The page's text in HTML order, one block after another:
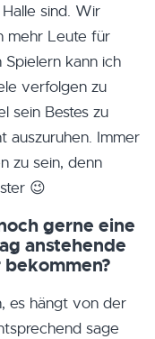
sind. Wir
mehr Leute für
kann ich
verfolgen zu
sein Bestes zu
auszuruhen. Immer
zu sein, denn
😉
gerne eine
anstehende
es hängt von der
sage